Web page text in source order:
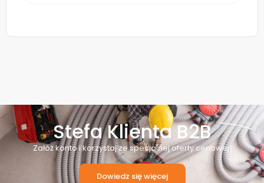
Stefa Klienta B2B
Załóż konto i korzystaj ze specjalnej oferty cenowej!
Dowiedz się więcej